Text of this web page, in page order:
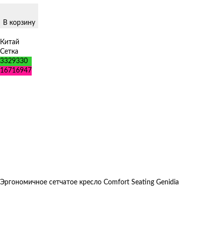
В корзину
Китай
Сетка
3329330
16716947
Эргономичное сетчатое кресло Comfort Seating Genidia